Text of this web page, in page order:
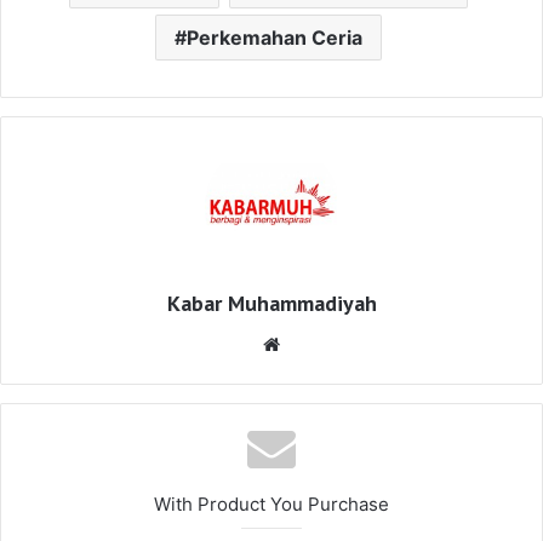
Perkemahan Ceria
Kabar Muhammadiyah
With Product You Purchase